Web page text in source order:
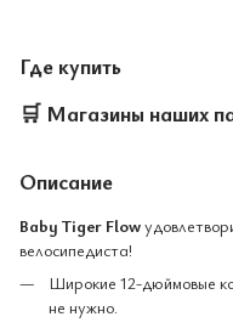
Где купить
🛒 Магазины наших
Описание
Baby Tiger Flow
велосипедиста!
Широкие 12-дюймовые
не нужно.